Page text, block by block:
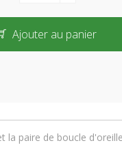
Ajouter au panier
la paire de boucle